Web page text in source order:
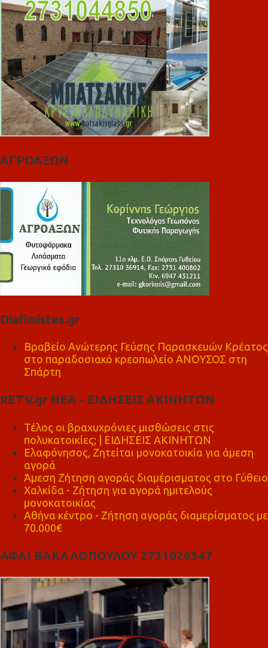
ΑΓΡΟΑΞΩΝ
Diafimistes.gr
Βραβείο Ανώτερης Γεύσης Παρασκευών Κρέατος
στο παραδοσιακό κρεοπωλείο ΑΝΟΥΣΟΣ στη
Σπάρτη
RETV.gr ΝΕΑ - ΕΙΔΗΣΕΙΣ ΑΚΙΝΗΤΩΝ
Τέλος οι βραχυχρόνιες μισθώσεις στις
πολυκατοικίες; | ΕΙΔΗΣΕΙΣ ΑΚΙΝΗΤΩΝ
Ελαφόνησος, Ζητείται μονοκατοικία για άμεση
αγορά
Άμεση Ζήτηση αγοράς διαμέρισματος στο Γύθειο
Χαλκίδα - Ζήτηση για αγορά ημιτελούς
μονοκατοικίας
Αθήνα κέντρο - Ζήτηση αγοράς διαμερίσματος με
70.000€
ΑΦΑΙ ΒΑΚΑΛΟΠΟΥΛΟΥ 2731026347